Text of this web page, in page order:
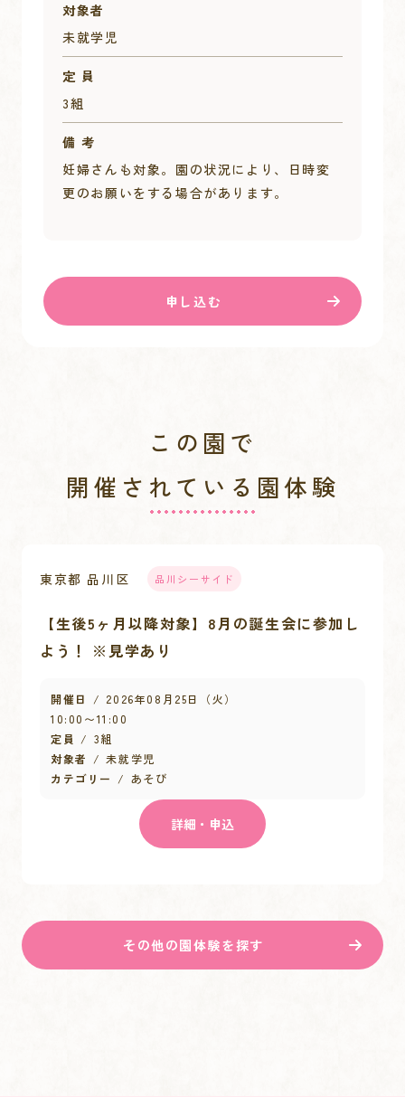
対象者
未就学児
定 員
3組
備 考
妊婦さんも対象。園の状況により、日時変
更のお願いをする場合があります。
申し込む
この園で
開催されている園体験
東京都 品川区 品川シーサイド
【生後5ヶ月以降対象】8月の誕生会に参加し
よう！ ※見学あり
開催日
2026年08月25日（火）
10:00 〜11:00
定員
3組
対象者
未就学児
カテゴリー
あそび
詳細・申込
その他の園体験を探す